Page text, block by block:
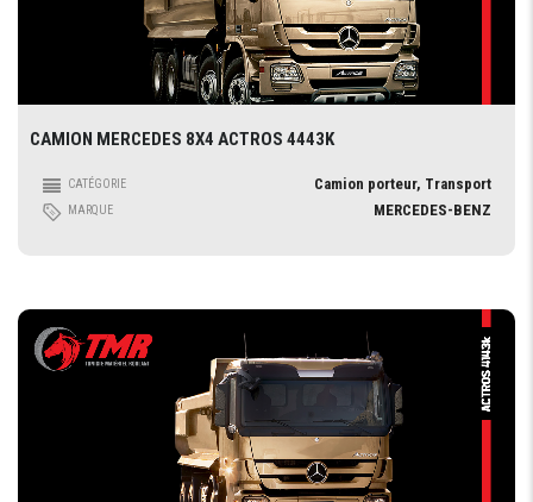
CAMION MERCEDES 8X4 ACTROS 4443K
CATÉGORIE Camion porteur, Transport
MARQUE MERCEDES-BENZ